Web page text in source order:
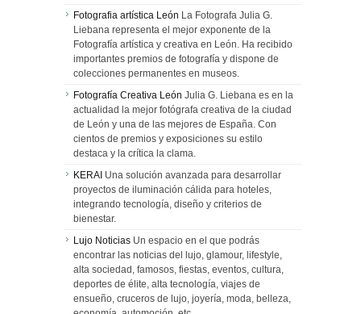
Fotografia artística León La Fotografa Julia G.
Liebana representa el mejor exponente de la
Fotografía artística y creativa en León. Ha recibido
importantes premios de fotografía y dispone de
colecciones permanentes en museos.
Fotografía Creativa León Julia G. Liebana es en la
actualidad la mejor fotógrafa creativa de la ciudad
de León y una de las mejores de España. Con
cientos de premios y exposiciones su estilo
destaca y la crítica la clama.
KERAI Una solución avanzada para desarrollar
proyectos de iluminación cálida para hoteles,
integrando tecnología, diseño y criterios de
bienestar.
Lujo Noticias Un espacio en el que podrás
encontrar las noticias del lujo, glamour, lifestyle,
alta sociedad, famosos, fiestas, eventos, cultura,
deportes de élite, alta tecnología, viajes de
ensueño, cruceros de lujo, joyería, moda, belleza,